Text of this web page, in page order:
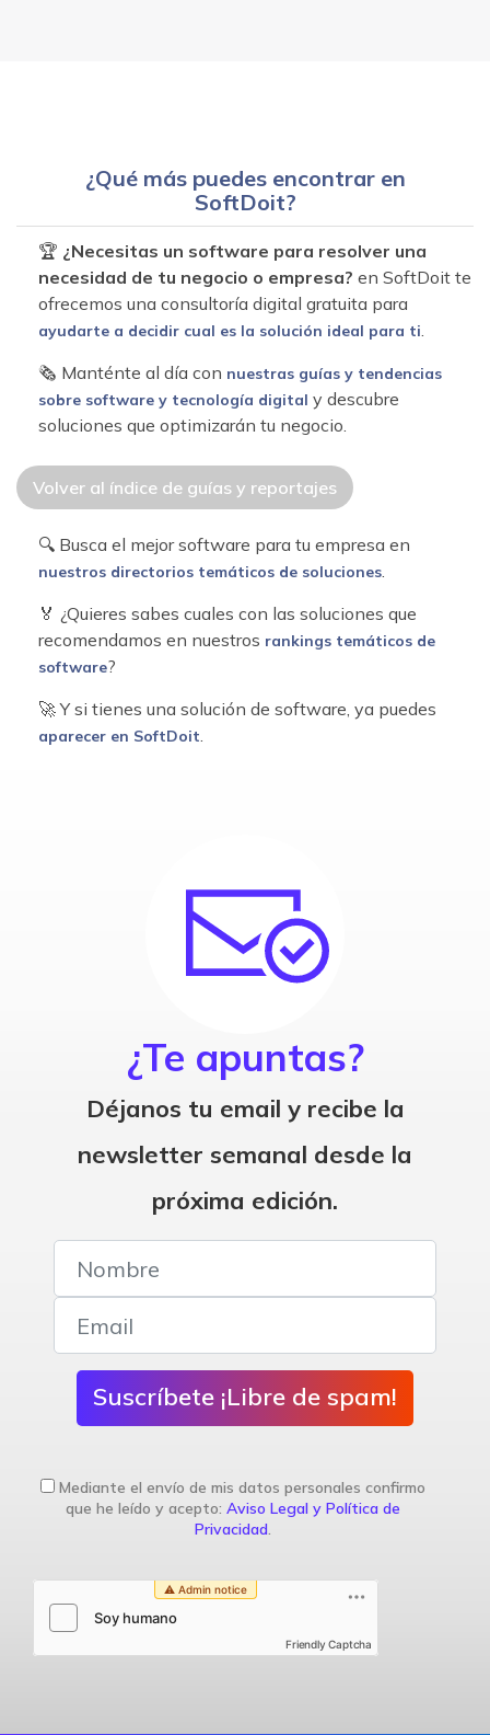
¿Qué más puedes encontrar en
SoftDoit?
🏆 ¿Necesitas un software para resolver una
necesidad de tu negocio o empresa? en SoftDoit te
ofrecemos una consultoría digital gratuita para
ayudarte a decidir cual es la solución ideal para ti.
🗞 Manténte al día con nuestras guías y tendencias
sobre software y tecnología digital y descubre
soluciones que optimizarán tu negocio.
Volver al índice de guías y reportajes
🔍 Busca el mejor software para tu empresa en
nuestros directorios temáticos de soluciones.
🏅 ¿Quieres sabes cuales con las soluciones que
recomendamos en nuestros rankings temáticos de
software?
🚀 Y si tienes una solución de software, ya puedes
aparecer en SoftDoit.
¿Te apuntas?
Déjanos tu email y recibe la
newsletter semanal desde la
próxima edición.
Suscríbete ¡Libre de spam!
Mediante el envío de mis datos personales confirmo
que he leído y acepto: Aviso Legal y Política de
Privacidad.
Friendly Captcha